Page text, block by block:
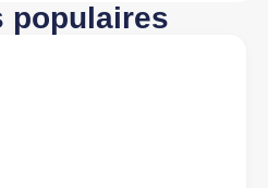
populaires